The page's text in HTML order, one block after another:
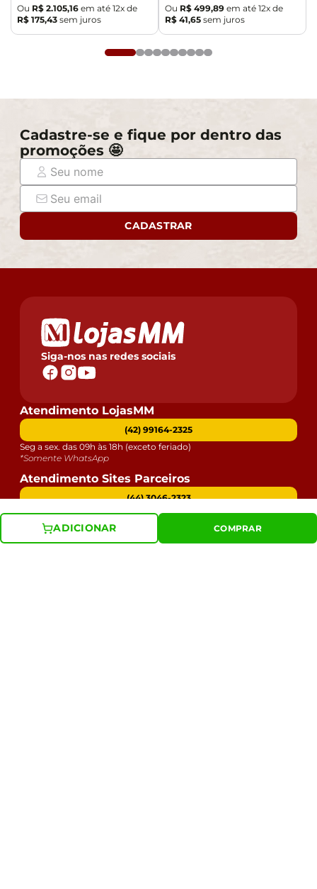
ADICIONAR COMPRAR
Ou R$ 2.105,16 em até 12x de
R$ 175,43 sem juros
Ou R$ 499,89 em até 12x de
R$ 41,65 sem juros
Cadastre-se e fique por dentro das
promoções 🤩
CADASTRAR
Siga-nos nas redes sociais
Atendimento LojasMM
(42) 99164-2325
Seg a sex. das 09h às 18h (exceto feriado)
*Somente WhatsApp
Atendimento Sites Parceiros
(44) 3046-2323
Seg a sex. das 09h às 18h (exceto feriado)
*Somente ligações telefônicas
Atendimento Lojas Físicas